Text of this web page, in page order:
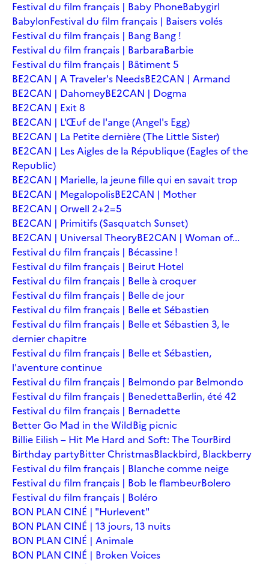
Festival du film français | Baby PhoneBabygirl
BabylonFestival du film français | Baisers volés
Festival du film français | Bang Bang !
Festival du film français | BarbaraBarbie
Festival du film français | Bâtiment 5
BE2CAN | A Traveler's NeedsBE2CAN | Armand
BE2CAN | DahomeyBE2CAN | Dogma
BE2CAN | Exit 8
BE2CAN | L'Œuf de l'ange (Angel's Egg)
BE2CAN | La Petite dernière (The Little Sister)
BE2CAN | Les Aigles de la République (Eagles of the
Republic)
BE2CAN | Marielle, la jeune fille qui en savait trop
BE2CAN | MegalopolisBE2CAN | Mother
BE2CAN | Orwell 2+2=5
BE2CAN | Primitifs (Sasquatch Sunset)
BE2CAN | Universal TheoryBE2CAN | Woman of...
Festival du film français | Bécassine !
Festival du film français | Beirut Hotel
Festival du film français | Belle à croquer
Festival du film français | Belle de jour
Festival du film français | Belle et Sébastien
Festival du film français | Belle et Sébastien 3, le
dernier chapitre
Festival du film français | Belle et Sébastien,
l'aventure continue
Festival du film français | Belmondo par Belmondo
Festival du film français | BenedettaBerlin, été 42
Festival du film français | Bernadette
Better Go Mad in the WildBig picnic
Billie Eilish – Hit Me Hard and Soft: The TourBird
Birthday partyBitter ChristmasBlackbird, Blackberry
Festival du film français | Blanche comme neige
Festival du film français | Bob le flambeurBolero
Festival du film français | Boléro
BON PLAN CINÉ | "Hurlevent"
BON PLAN CINÉ | 13 jours, 13 nuits
BON PLAN CINÉ | Animale
BON PLAN CINÉ | Broken Voices